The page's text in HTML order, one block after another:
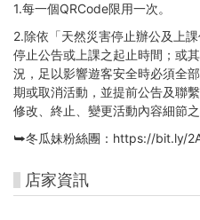
1.每一個QRCode限用一次。
2.除依「天然災害停止辦公及上
停止公告或上課之起止時間；或
況，足以影響遊客安全時必須全
期或取消活動，並提前公告及聯
修改、終止、變更活動內容細節
⮩冬瓜妹粉絲團：https://bit.ly/
店家資訊